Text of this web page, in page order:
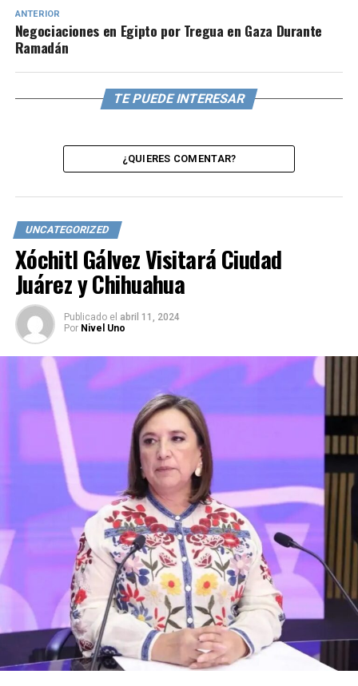
ANTERIOR
Negociaciones en Egipto por Tregua en Gaza Durante
Ramadán
TE PUEDE INTERESAR
¿QUIERES COMENTAR?
UNCATEGORIZED
Xóchitl Gálvez Visitará Ciudad
Juárez y Chihuahua
Publicado el abril 11, 2024
Por Nivel Uno